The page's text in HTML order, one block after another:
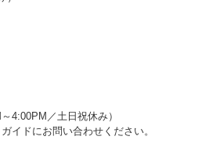
4:00PM／土日祝休み）
ドにお問い合わせください。